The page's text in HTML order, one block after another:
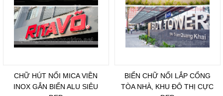
CHỮ HÚT NỔI MICA VIỀN
INOX GẮN BIỂN ALU SIÊU
BIỂN CHỮ NỔI LẮP CỔNG
TÒA NHÀ, KHU ĐÔ THỊ CỰC